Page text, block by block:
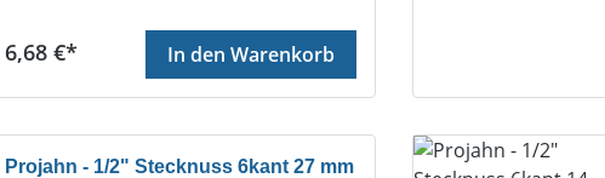
Regulärer Preis:
6,68 €* In den Warenkorb
Projahn - 1/2" Stecknuss 6kant 27 mm